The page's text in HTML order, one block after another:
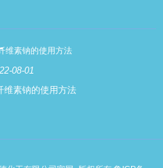
维素钠的使用方法
08-01
维素钠的使用方法